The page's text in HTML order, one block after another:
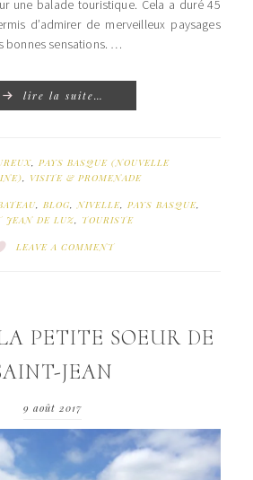
une balade touristique. Cela a duré 45
d’admirer de merveilleux paysages
bonnes sensations. …
lire la suite…
, PAYS BASQUE (NOUVELLE
VISITE & PROMENADE
BLOG NIVELLE PAYS BASQUE
JEAN DE LUZ
TOURISTE
LEAVE A COMMENT
PETITE SOEUR DE
JEAN
9 août 2017